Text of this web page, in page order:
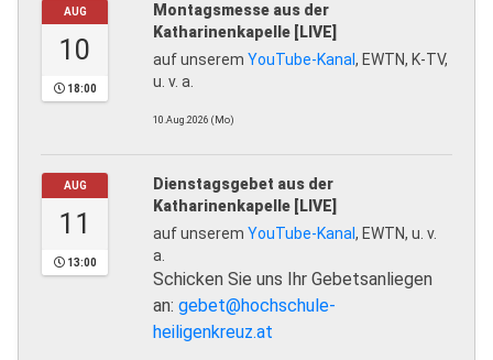
AUG
10
18:00
Montagsmesse aus der
Katharinenkapelle [LIVE]
auf unserem YouTube-Kanal, EWTN, K-TV,
u. v. a.
10.Aug.2026 (Mo)
AUG
11
13:00
Dienstagsgebet aus der
Katharinenkapelle [LIVE]
auf unserem YouTube-Kanal, EWTN, u. v.
a.
Schicken Sie uns Ihr Gebetsanliegen
an: gebet@hochschule-
heiligenkreuz.at